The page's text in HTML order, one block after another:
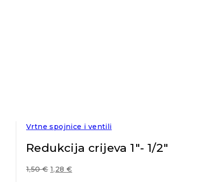
Vrtne spojnice i ventili
Redukcija crijeva 1″- 1/2″
1,50€ 1,28 €